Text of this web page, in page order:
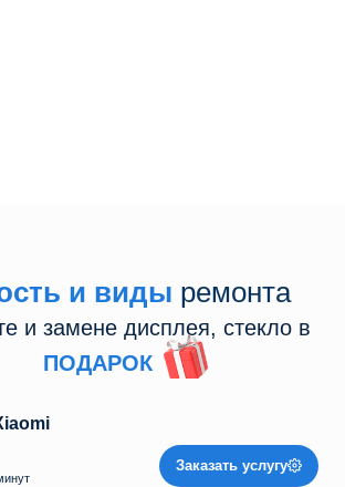
и виды ремонта
и замене дисплея, стекло в
ПОДАРОК
Заказать услугу